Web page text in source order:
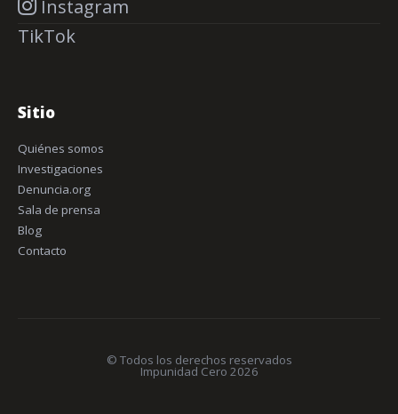
Instagram
TikTok
Sitio
Quiénes somos
Investigaciones
Denuncia.org
Sala de prensa
Blog
Contacto
© Todos los derechos reservados
Impunidad Cero 2026